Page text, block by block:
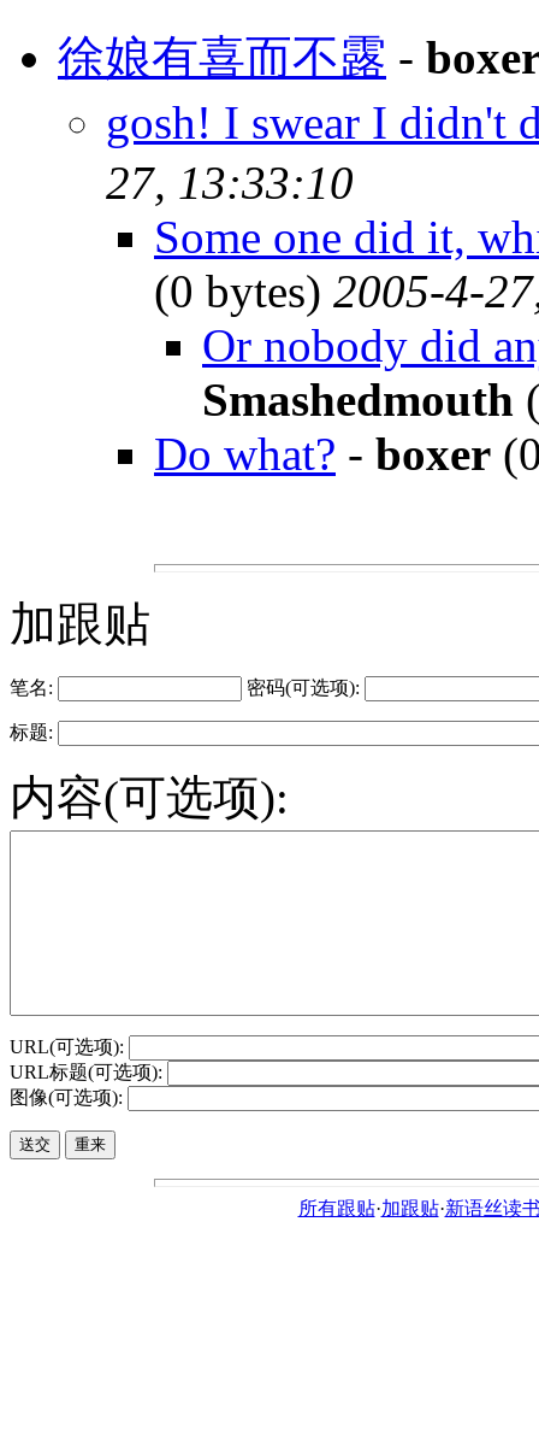
徐娘有喜而不露 -
gosh! I swear I didn't
27, 13:33:10
Some one did it,
(0 bytes) 2005-4-
Or nobody did
Smashedmouth
Do what? - boxer
加跟贴
笔名: 密码(可选项):
标题:
内容(可选项):
URL(可选项):
URL标题(可选项):
图像(可选项):
所有跟贴·加跟贴·新语丝读